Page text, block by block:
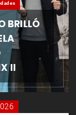
BRILLÓ
II